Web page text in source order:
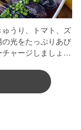
うり、トマト、ズ
光をたっぷりあび
ャージしましょう